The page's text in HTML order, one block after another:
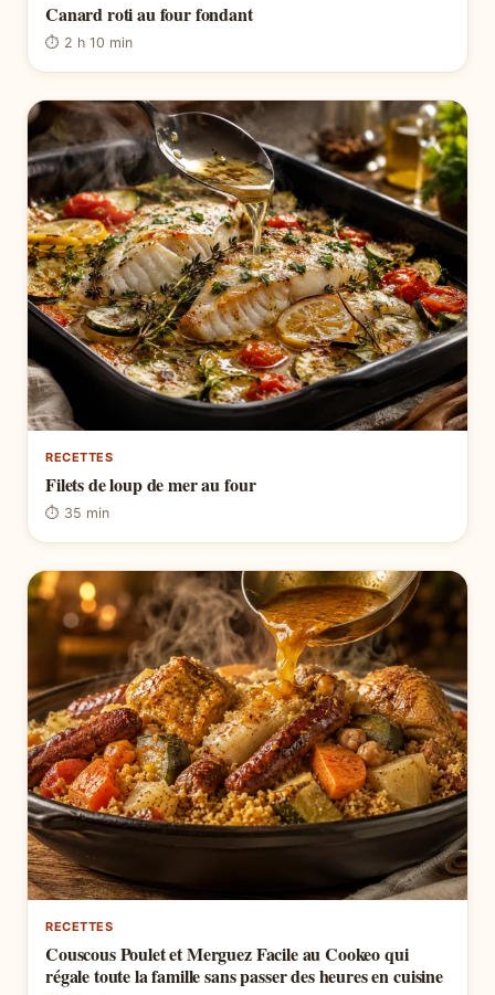
Canard roti au four fondant
⏱ 2 h 10 min
RECETTES
Filets de loup de mer au four
⏱ 35 min
RECETTES
Couscous Poulet et Merguez Facile au Cookeo qui
régale toute la famille sans passer des heures en cuisine